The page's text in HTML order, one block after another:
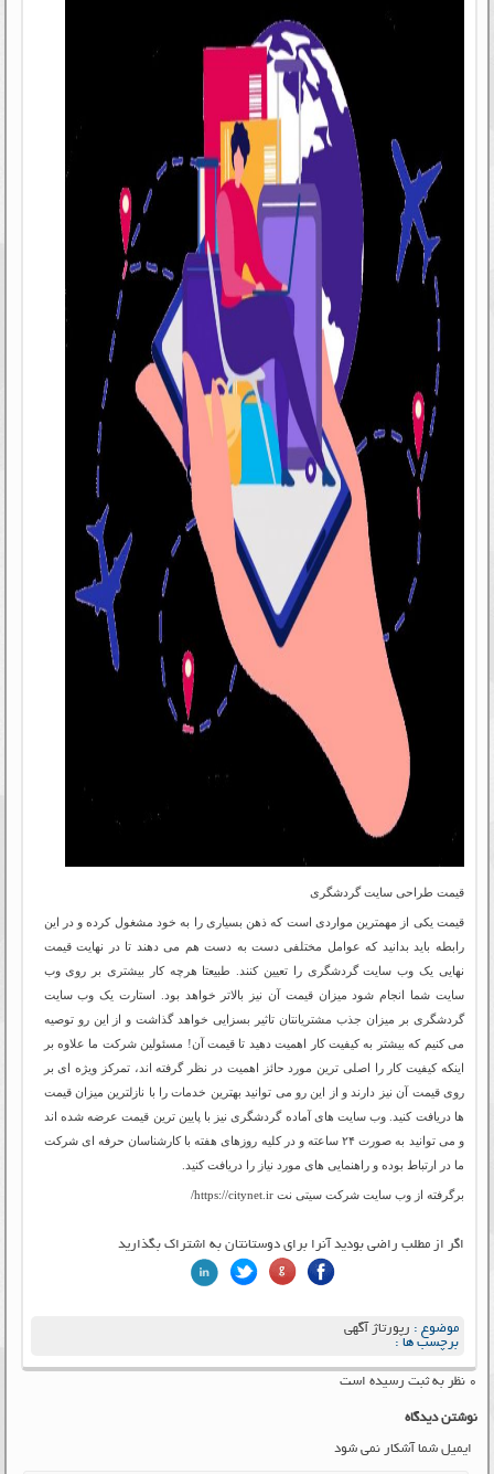
قیمت طراحی سایت گردشگری
قیمت یکی از مهمترین مواردی است که ذهن بسیاری را به خود مشغول کرده و در این
رابطه باید بدانید که عوامل مختلفی دست به دست هم می دهند تا در نهایت قیمت
نهایی یک وب سایت گردشگری را تعیین کنند. طبیعتا هرچه کار بیشتری بر روی وب
سایت شما انجام شود میزان قیمت آن نیز بالاتر خواهد بود. استارت یک وب سایت
گردشگری بر میزان جذب مشتریانتان تاثیر بسزایی خواهد گذاشت و از این رو توصیه
می کنیم که بیشتر به کیفیت کار اهمیت دهید تا قیمت آن! مسئولین شرکت ما علاوه بر
اینکه کیفیت کار را اصلی ترین مورد حائز اهمیت در نظر گرفته اند، تمرکز ویژه ای بر
روی قیمت آن نیز دارند و از این رو می توانید بهترین خدمات را با نازلترین میزان قیمت
ها دریافت کنید. وب سایت های آماده گردشگری نیز با پایین ترین قیمت عرضه شده اند
و می توانید به صورت ۲۴ ساعته و در کلیه روزهای هفته با کارشناسان حرفه ای شرکت
ما در ارتباط بوده و راهنمایی های مورد نیاز را دریافت کنید.
برگرفته از وب سایت شرکت سیتی نت https://citynet.ir/
اگر از مطلب راضی بودید آنرا برای دوستانتان به اشتراک بگذارید
موضوع : رپورتاژ آگهی
برچسب ها :
۰ نظر به ثبت رسیده است
نوشتن دیدگاه
ایمیل شما آشکار نمی شود